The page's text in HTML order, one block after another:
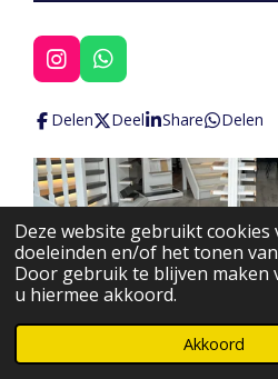
Deze website gebruikt cookies
doeleinden en/of het tonen
Door gebruik te blijven maken
u hiermee akkoord.
Akkoord
I
n
s
t
a
g
r
m
W
h
a
t
s
A
p
Delen Deel Share Delen
© 2023 - 2026 Trapmaat.nl
Instagram